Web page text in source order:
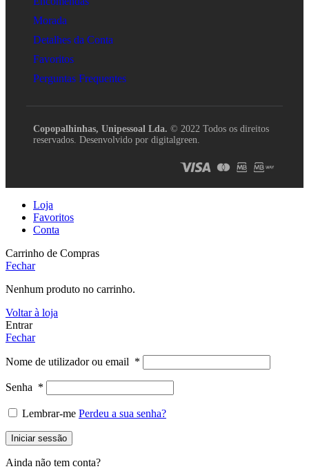
Morada
Detalhes da Conta
Favoritos
Perguntas Frequentes
Copopalhinhas, Unipessoal Lda. © 2022 Todos os direitos
reservados. Desenvolvido por digitalgreen.
Loja
Favoritos
Conta
Carrinho de Compras
Fechar
Nenhum produto no carrinho.
Voltar à loja
Entrar
Fechar
Nome de utilizador ou email *
Senha *
Lembrar-me Perdeu a sua senha?
Iniciar sessão
Ainda não tem conta?